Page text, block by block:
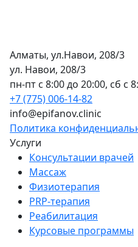
Алматы, ул.Навои, 208/3
ул. Навои, 208/3
пн-пт с 8:00 до 20:00, сб с
+7 (775) 006-14-82
info@epifanov.clinic
Политика
Услуги
Консультации врачей
Массаж
Физиотерапия
PRP-терапия
Реабилитация
Курсовые программы